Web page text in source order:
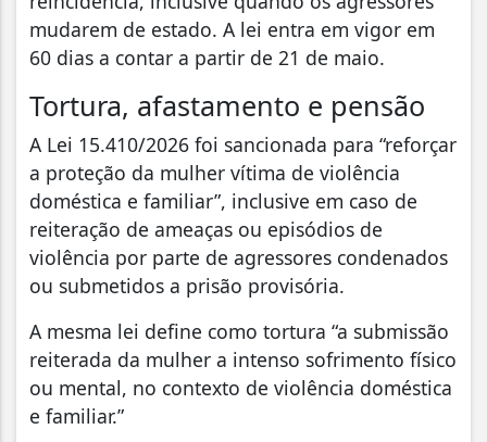
mudarem de estado. A lei entra em vigor em
60 dias a contar a partir de 21 de maio.
Tortura, afastamento e pensão
A Lei 15.410/2026 foi sancionada para “reforçar
a proteção da mulher vítima de violência
doméstica e familiar”, inclusive em caso de
reiteração de ameaças ou episódios de
violência por parte de agressores condenados
ou submetidos a prisão provisória.
A mesma lei define como tortura “a submissão
reiterada da mulher a intenso sofrimento físico
ou mental, no contexto de violência doméstica
e familiar.”